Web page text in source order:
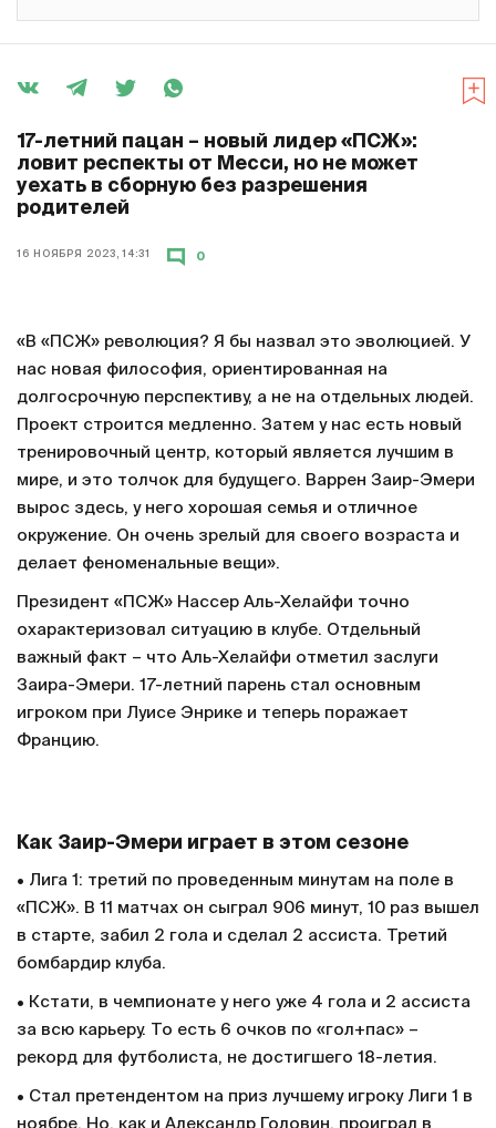
17-летний пацан – новый лидер «ПСЖ»:
ловит респекты от Месси, но не может
уехать в сборную без разрешения
родителей
16 НОЯБРЯ 2023, 14:31 0
«В «ПСЖ» революция? Я бы назвал это эволюцией. У
нас новая философия, ориентированная на
долгосрочную перспективу, а не на отдельных людей.
Проект строится медленно. Затем у нас есть новый
тренировочный центр, который является лучшим в
мире, и это толчок для будущего. Варрен Заир-Эмери
вырос здесь, у него хорошая семья и отличное
окружение. Он очень зрелый для своего возраста и
делает феноменальные вещи».
Президент «ПСЖ» Нассер Аль-Хелайфи точно
охарактеризовал ситуацию в клубе. Отдельный
важный факт – что Аль-Хелайфи отметил заслуги
Заира-Эмери. 17-летний парень стал основным
игроком при Луисе Энрике и теперь поражает
Францию.
Как Заир-Эмери играет в этом сезоне
• Лига 1: третий по проведенным минутам на поле в
«ПСЖ». В 11 матчах он сыграл 906 минут, 10 раз вышел
в старте, забил 2 гола и сделал 2 ассиста. Третий
бомбардир клуба.
• Кстати, в чемпионате у него уже 4 гола и 2 ассиста
за всю карьеру. То есть 6 очков по «гол+пас» –
рекорд для футболиста, не достигшего 18-летия.
• Стал претендентом на приз лучшему игроку Лиги 1 в
ноябре. Но, как и Александр Головин, проиграл в